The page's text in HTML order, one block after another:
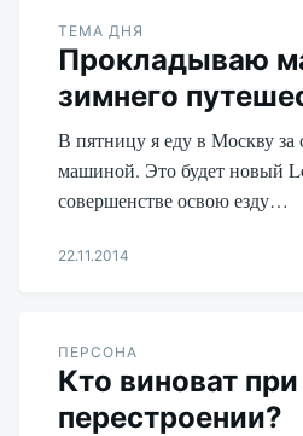
ТЕМА ДНЯ
Прокладываю
зимнего
В пятницу я еду в Москву за
машиной. Это будет новый
совершенстве освою езду…
22.11.2014
ПЕРСОНА
Кто виноват
перестроении?